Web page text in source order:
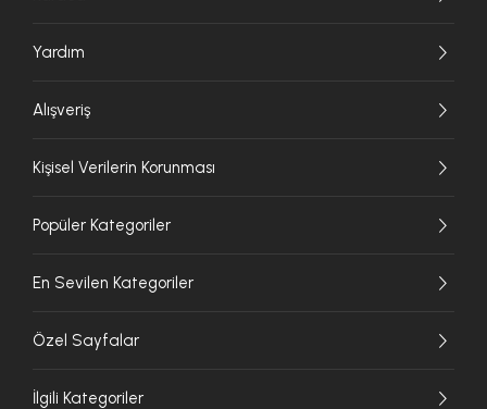
Yardım
Alışveriş
Kişisel Verilerin Korunması
Popüler Kategoriler
En Sevilen Kategoriler
Özel Sayfalar
İlgili Kategoriler